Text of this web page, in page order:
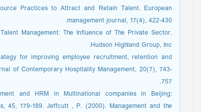
Practices to Attract and Retain Talent. European
management journal, 17(4), 422-430.
Management: The Influence of The Private Sector.
Hudson Highland Group, Inc.
for improving employee recruitment, retention and
of Contemporary Hospitality Management, 20(7), 743-
757.
and HRM in Multinational companies in Beijing:
45, 179-189. Jeffcutt , P. (2000). Management and the